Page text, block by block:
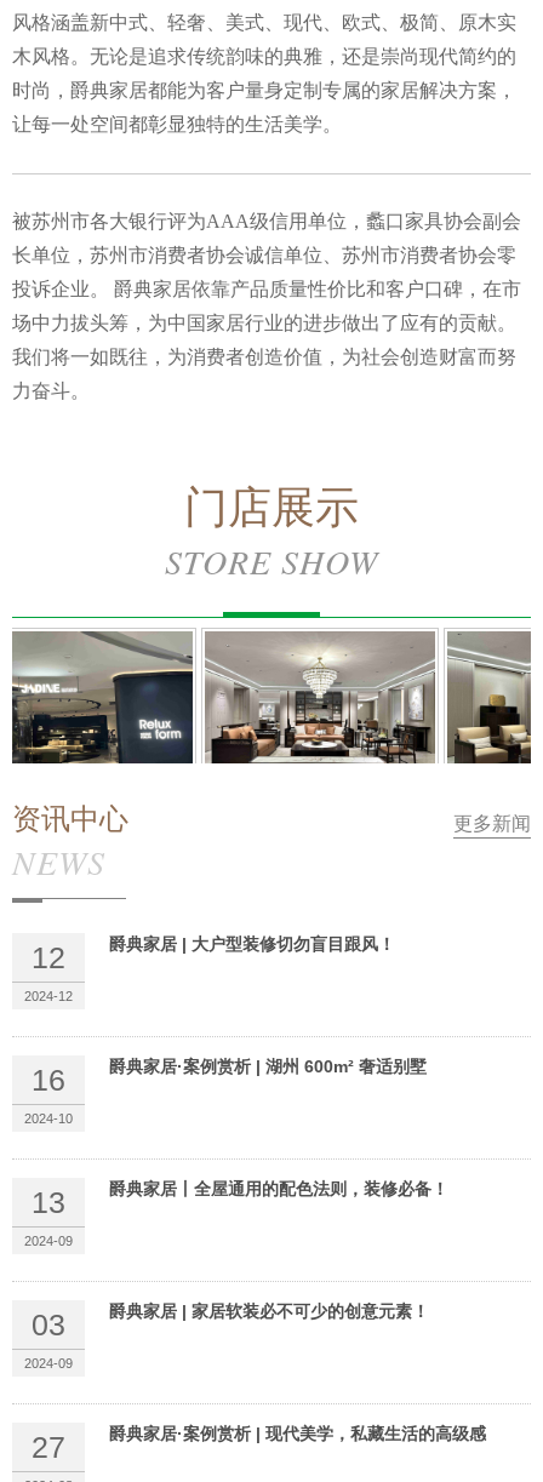
风格涵盖新中式、轻奢、美式、现代、欧式、极简、原木实
木风格。无论是追求传统韵味的典雅，还是崇尚现代简约的
时尚，爵典家居都能为客户量身定制专属的家居解决方案，
让每一处空间都彰显独特的生活美学。
被苏州市各大银行评为AAA级信用单位，蠡口家具协会副会
长单位，苏州市消费者协会诚信单位、苏州市消费者协会零
投诉企业。 爵典家居依靠产品质量性价比和客户口碑，在市
场中力拔头筹，为中国家居行业的进步做出了应有的贡献。
我们将一如既往，为消费者创造价值，为社会创造财富而努
力奋斗。
门店展示
STORE SHOW
资讯中心
NEWS
更多新闻
12
2024-12
爵典家居 | 大户型装修切勿盲目跟风！
16
2024-10
爵典家居·案例赏析 | 湖州 600m² 奢适别墅
13
2024-09
爵典家居丨全屋通用的配色法则，装修必备！
03
2024-09
爵典家居 | 家居软装必不可少的创意元素！
27 爵典家居·案例赏析 | 现代美学，私藏生活的高级感